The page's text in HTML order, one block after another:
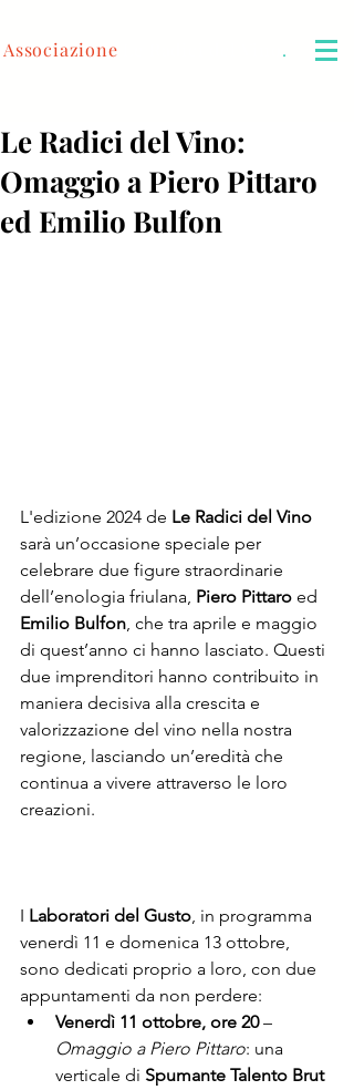
Associazione .
Le Radici del Vino:
Omaggio a Piero Pittaro
ed Emilio Bulfon
L'edizione 2024 de Le Radici del Vino
sarà un’occasione speciale per
celebrare due figure straordinarie
dell’enologia friulana, Piero Pittaro ed
Emilio Bulfon, che tra aprile e maggio
di quest’anno ci hanno lasciato. Questi
due imprenditori hanno contribuito in
maniera decisiva alla crescita e
valorizzazione del vino nella nostra
regione, lasciando un’eredità che
continua a vivere attraverso le loro
creazioni.
I Laboratori del Gusto, in programma
venerdì 11 e domenica 13 ottobre,
sono dedicati proprio a loro, con due
appuntamenti da non perdere:
Venerdì 11 ottobre, ore 20 –
Omaggio a Piero Pittaro: una
verticale di Spumante Talento Brut